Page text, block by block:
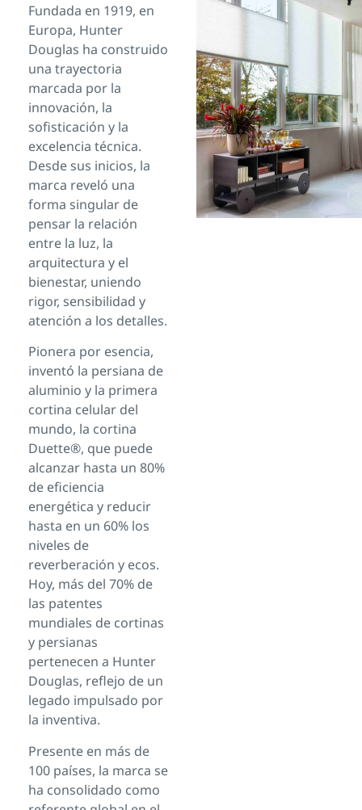
Fundada en 1919, en
Europa, Hunter
Douglas ha construido
una trayectoria
marcada por la
innovación, la
sofisticación y la
excelencia técnica.
Desde sus inicios, la
marca reveló una
forma singular de
pensar la relación
entre la luz, la
arquitectura y el
bienestar, uniendo
rigor, sensibilidad y
atención a los detalles.
Pionera por esencia,
inventó la persiana de
aluminio y la primera
cortina celular del
mundo, la cortina
Duette®, que puede
alcanzar hasta un 80%
de eficiencia
energética y reducir
hasta en un 60% los
niveles de
reverberación y ecos.
Hoy, más del 70% de
las patentes
mundiales de cortinas
y persianas
pertenecen a Hunter
Douglas, reflejo de un
legado impulsado por
la inventiva.
Presente en más de
100 países, la marca se
ha consolidado como